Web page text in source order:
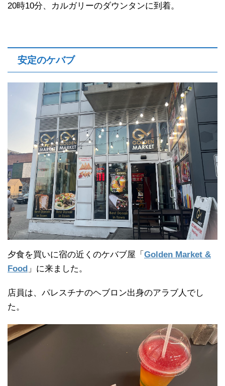
20時10分、カルガリーのダウンタンに到着。
安定のケバブ
夕食を買いに宿の近くのケバブ屋「 Golden Market &
Food 」に来ました。
店員は、パレスチナのヘブロン出身のアラブ人でし
た。